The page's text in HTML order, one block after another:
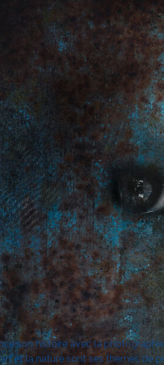
son histoire avec la
et la nature sont ses thèmes de